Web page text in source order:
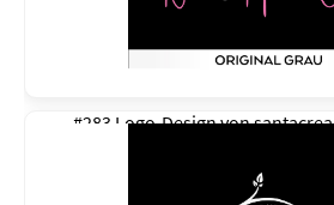
#283 Logo-Design vonsantacrea